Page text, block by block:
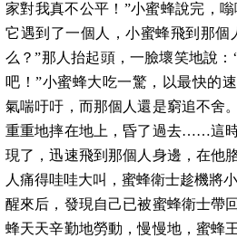
家對我真不公平！”小蜜蜂說完，
它遇到了一個人，小蜜蜂飛到那個
么？”那人抬起頭，一臉壞笑地說
吧！”小蜜蜂大吃一驚，以最快的
氣喘吁吁，而那個人還是窮追不舍
重重地摔在地上，昏了過去……這
現了，迅速飛到那個人身邊，在他
人痛得哇哇大叫，蜜蜂衛士趁機將
醒來后，發現自己已被蜜蜂衛士帶
蜂天天辛勤地勞動，慢慢地，蜜蜂